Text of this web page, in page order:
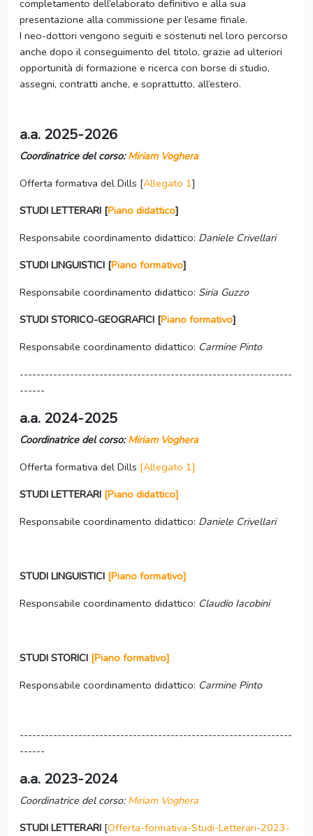
completamento dell’elaborato definitivo e alla sua
presentazione alla commissione per l’esame finale.
I neo-dottori vengono seguiti e sostenuti nel loro percorso
anche dopo il conseguimento del titolo, grazie ad ulteriori
opportunità di formazione e ricerca con borse di studio,
assegni, contratti anche, e soprattutto, all’estero.
a.a. 2025-2026
Coordinatrice del corso:Miriam Voghera
Offerta formativa del Dills [Allegato 1]
STUDI LETTERARI [Piano didattico]
Responsabile coordinamento didattico: Daniele Crivellari
STUDI LINGUISTICI [Piano formativo]
Responsabile coordinamento didattico: Siria Guzzo
STUDI STORICO-GEOGRAFICI [Piano formativo]
Responsabile coordinamento didattico: Carmine Pinto
-----------------------------------------------------------------
------
a.a. 2024-2025
Coordinatrice del corso:Miriam Voghera
Offerta formativa del Dills [Allegato 1]
STUDI LETTERARI [Piano didattico]
Responsabile coordinamento didattico: Daniele Crivellari
STUDI LINGUISTICI [Piano formativo]
Responsabile coordinamento didattico: Claudio Iacobini
STUDI STORICI [Piano formativo]
Responsabile coordinamento didattico: Carmine Pinto
-----------------------------------------------------------------
------
a.a. 2023-2024
Coordinatrice del corso: Miriam Voghera
STUDI LETTERARI [Offerta-formativa-Studi-Letterari-2023-